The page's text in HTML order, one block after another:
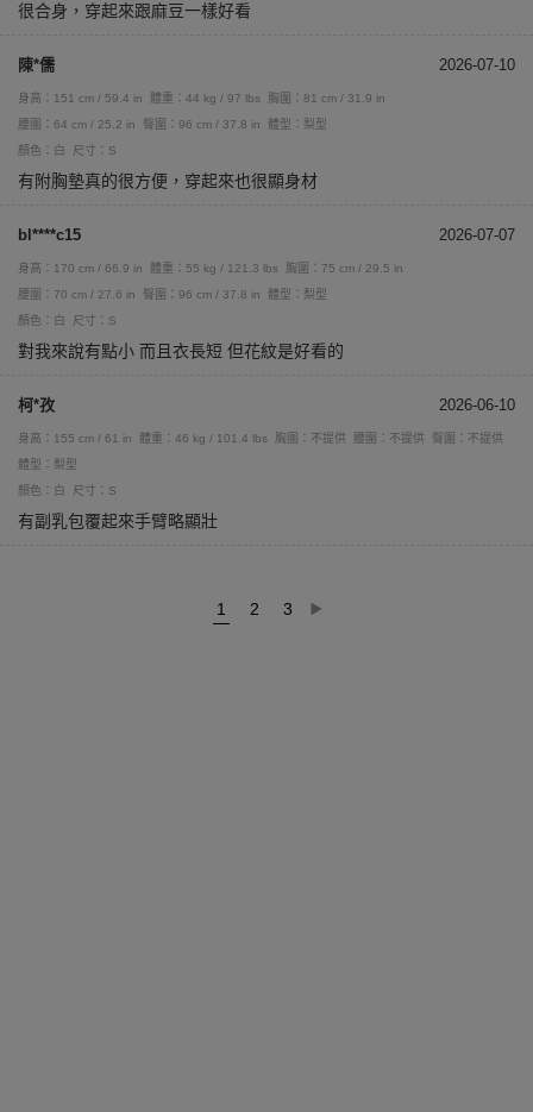
很合身，穿起來跟麻豆一樣好看
陳*儒 2026-07-10
身高：151 cm / 59.4 in 體重：44 kg / 97 lbs
胸圍：81 cm / 31.9 in
腰圍：64 cm / 25.2 in
臀圍：96 cm / 37.8 in
體型：梨型
顏色：白
尺寸：S
有附胸墊真的很方便，穿起來也很顯身材
bl****c15 2026-07-07
身高：170 cm / 66.9 in 體重：55 kg / 121.3 lbs
胸圍：75 cm / 29.5 in
腰圍：70 cm / 27.6 in
臀圍：96 cm / 37.8 in
體型：梨型
顏色：白
尺寸：S
對我來說有點小 而且衣長短 但花紋是好看的
柯*孜 2026-06-10
身高：155 cm / 61 in 體重：46 kg / 101.4 lbs 胸圍：不提供 腰圍：不提供
臀圍：不提供
體型：梨型
顏色：白
尺寸：S
有副乳包覆起來手臂略顯壯
1 2 3